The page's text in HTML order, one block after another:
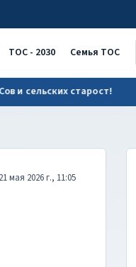
ТОС - 2030 Семья ТОС
старост!
21 мая 2026 г., 11:05